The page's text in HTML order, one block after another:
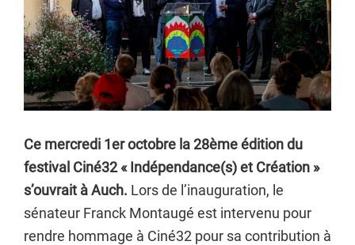
Ce mercredi 1er octobre la 28ème édition du
festival Ciné32 « Indépendance(s) et Création »
s’ouvrait à Auch. Lors de l’inauguration, le
sénateur Franck Montaugé est intervenu pour
rendre hommage à Ciné32 pour sa contribution à